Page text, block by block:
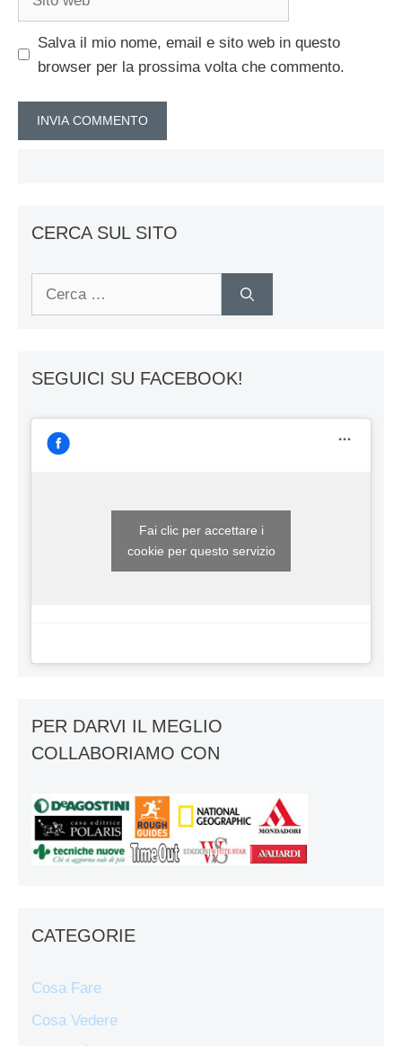
Salva il mio nome, email e sito web in questo
browser per la prossima volta che commento.
CERCA SUL SITO
Ricerca
SEGUICI SU FACEBOOK!
Fai clic per accettare i
cookie per questo servizio
PER DARVI IL MEGLIO
COLLABORIAMO CON
CATEGORIE
Cosa Fare
Cosa Vedere